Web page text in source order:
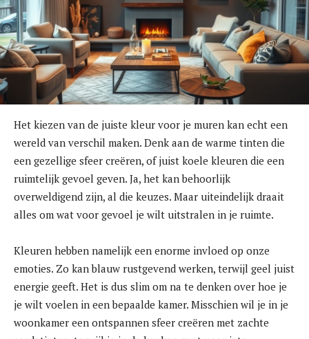
Het kiezen van de juiste kleur voor je muren kan echt een
wereld van verschil maken. Denk aan de warme tinten die
een gezellige sfeer creëren, of juist koele kleuren die een
ruimtelijk gevoel geven. Ja, het kan behoorlijk
overweldigend zijn, al die keuzes. Maar uiteindelijk draait
alles om wat voor gevoel je wilt uitstralen in je ruimte.
Kleuren hebben namelijk een enorme invloed op onze
emoties. Zo kan blauw rustgevend werken, terwijl geel juist
energie geeft. Het is dus slim om na te denken over hoe je
je wilt voelen in een bepaalde kamer. Misschien wil je in je
woonkamer een ontspannen sfeer creëren met zachte